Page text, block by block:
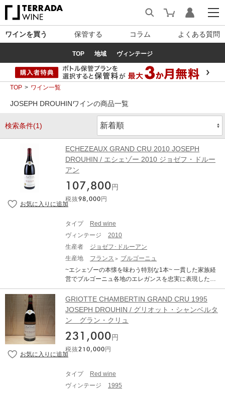
ワインを買う 保管する コラム よくある質問
TOP 地域 ヴィンテージ
TOP ワイン一覧
JOSEPH DROUHINワインの商品一覧
検索条件(1)
ECHEZEAUX GRAND CRU 2010 JOSEPH
DROUHIN / エシェゾー 2010 ジョゼフ・ドルー
アン
107,800 円
税抜98,000 円
タイプ
Red wine
ヴィンテージ
2010
生産者
ジョゼフ･ドルーアン
生産地
フランス
ブルゴーニュ
~エシェゾーの本懐を味わう特別な1本~ 一貫した家族経
営でブルゴーニュ各地のエレガンスを忠実に表現した偉
大なワインを生み出す名門ジョゼフ・ドルーアン。蔵の
信条として、テロワールの本質を覆い隠し過ぎないよう
に特級でも新樽率は30%に抑えて熟成を行っています。
それ故に熟成を経ても樹脂的な樽の風味が強く出ること
なく、エシェゾー本来の魅力を存分に味わえる仕上りと
なっています。赤や青、黒いベリーなどを合わせたミッ
クスベリーのコンフィチュールに、カカオやチョコレー
トなどビターでほろ苦いニュアンスも感じられます。躯
な余韻が長く上品に力強く広がります。
GRIOTTE CHAMBERTIN GRAND CRU 1995
JOSEPH DROUHIN / グリオット・シャンベルタ
ン グラン・クリュ
231,000 円
税抜210,000 円
タイプ
Red wine
ヴィンテージ
1995